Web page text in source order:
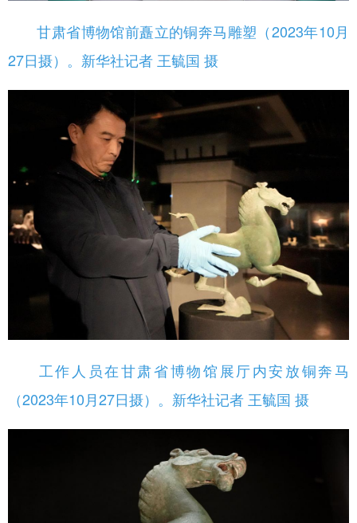
甘肃省博物馆前矗立的铜奔马雕塑（2023年10月
27日摄）。新华社记者 王毓国 摄
工作人员在甘肃省博物馆展厅内安放铜奔马
（2023年10月27日摄）。新华社记者 王毓国 摄